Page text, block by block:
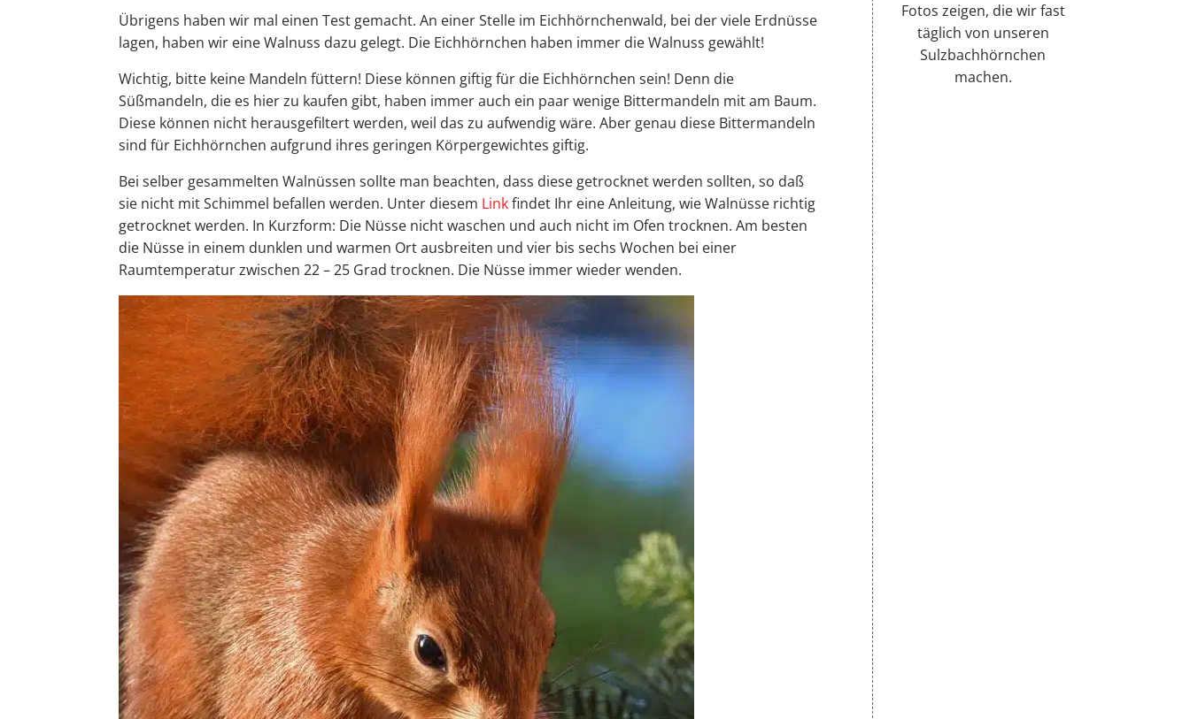
Übrigens haben wir mal einen Test gemacht. An einer Stelle im Eichhörnchenwald, bei der viele Erdnüsse
lagen, haben wir eine Walnuss dazu gelegt. Die Eichhörnchen haben immer die Walnuss gewählt!
Wichtig, bitte keine Mandeln füttern! Diese können giftig für die Eichhörnchen sein! Denn die
Süßmandeln, die es hier zu kaufen gibt, haben immer auch ein paar wenige Bittermandeln mit am Baum.
Diese können nicht herausgefiltert werden, weil das zu aufwendig wäre. Aber genau diese Bittermandeln
sind für Eichhörnchen aufgrund ihres geringen Körpergewichtes giftig.
Bei selber gesammelten Walnüssen sollte man beachten, dass diese getrocknet werden sollten, so daß
sie nicht mit Schimmel befallen werden. Unter diesem Linkfindet Ihr eine Anleitung, wie Walnüsse richtig
getrocknet werden. In Kurzform: Die Nüsse nicht waschen und auch nicht im Ofen trocknen. Am besten
die Nüsse in einem dunklen und warmen Ort ausbreiten und vier bis sechs Wochen bei einer
Raumtemperatur zwischen 22 – 25 Grad trocknen. Die Nüsse immer wieder wenden.
Fotos zeigen, die wir fast
täglich von unseren
Sulzbachhörnchen
machen.